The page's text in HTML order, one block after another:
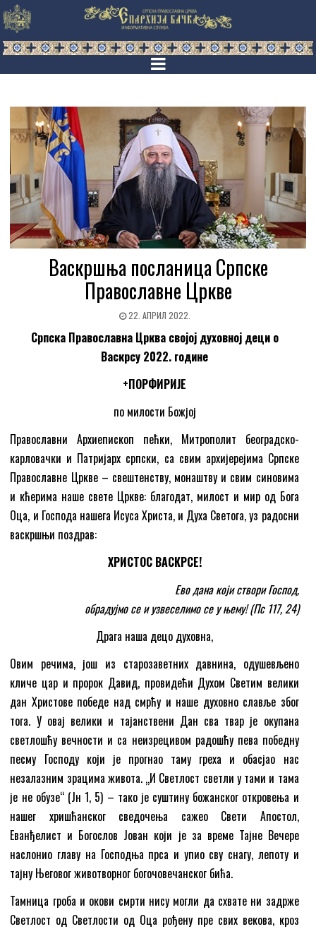
Васкршња посланица Српске
Православне Цркве
22. АПРИЛ 2022.
Српска Православна Црква својој духовној деци о
Васкрсу 2022. године
+ПОРФИРИЈЕ
по милости Божјој
Православни Архиепископ пећки, Митрополит београдско-
карловачки и Патријарх српски, са свим aрхијерејима Српске
Православне Цркве – свештенству, монаштву и свим синовима
и кћерима наше свете Цркве: благодат, милост и мир од Бога
Оца, и Господа нашега Исуса Христа, и Духа Светога, уз радосни
васкршњи поздрав:
ХРИСТОС ВАСКРСЕ!
Ево дана који створи Господ,
обрадујмо се и узвеселимо се у њему! (Пс 117, 24)
Драга наша децо духовна,
Овим речима, још из старозаветних давнина, одушевљено
кличе цар и пророк Давид, провидећи Духом Светим велики
дан Христове победе над смрћу и наше духовно славље због
тога. У овај велики и тајанствени Дан сва твар је окупана
светлошћу вечности и са неизрецивом радошћу пева победну
песму Господу који је прогнао таму греха и обасјао нас
незалазним зрацима живота. „И Светлост светли у тами и тама
је не обузе“ (Јн 1, 5) – тако је суштину божанског откровења и
нашег хришћанског сведочења сажео Свети Апостол,
Еванђелист и Богослов Јован који је за време Тајне Вечере
наслонио главу на Господња прса и упио сву снагу, лепоту и
тајну Његовог животворног богочовечанског бића.
Тамница гроба и окови смрти нису могли да схвате ни задрже
Светлост од Светлости од Оца рођену пре свих векова, кроз